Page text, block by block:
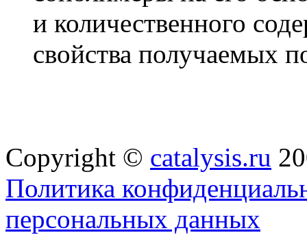
и количественного
свойства получаемых
Copyright © catalysis.ru
Политика
персональных данных